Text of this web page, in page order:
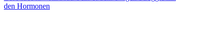
den Hormonen